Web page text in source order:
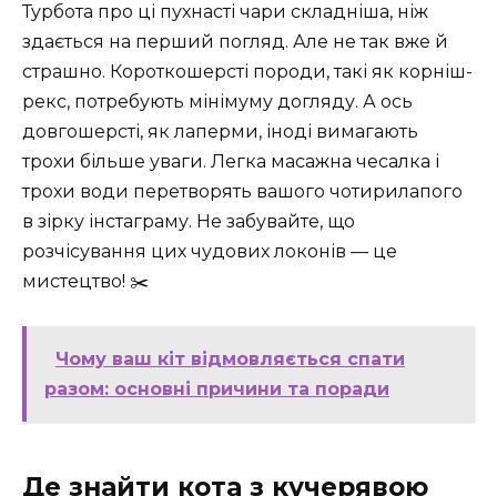
Турбота про ці пухнасті чари складніша, ніж
здається на перший погляд. Але не так вже й
страшно. Короткошерсті породи, такі як корніш-
рекс, потребують мінімуму догляду. А ось
довгошерсті, як лаперми, іноді вимагають
трохи більше уваги. Легка масажна чесалка і
трохи води перетворять вашого чотирилапого
в зірку інстаграму. Не забувайте, що
розчісування цих чудових локонів — це
мистецтво! ✂️
Чому ваш кіт відмовляється спати
разом: основні причини та поради
Де знайти кота з кучерявою